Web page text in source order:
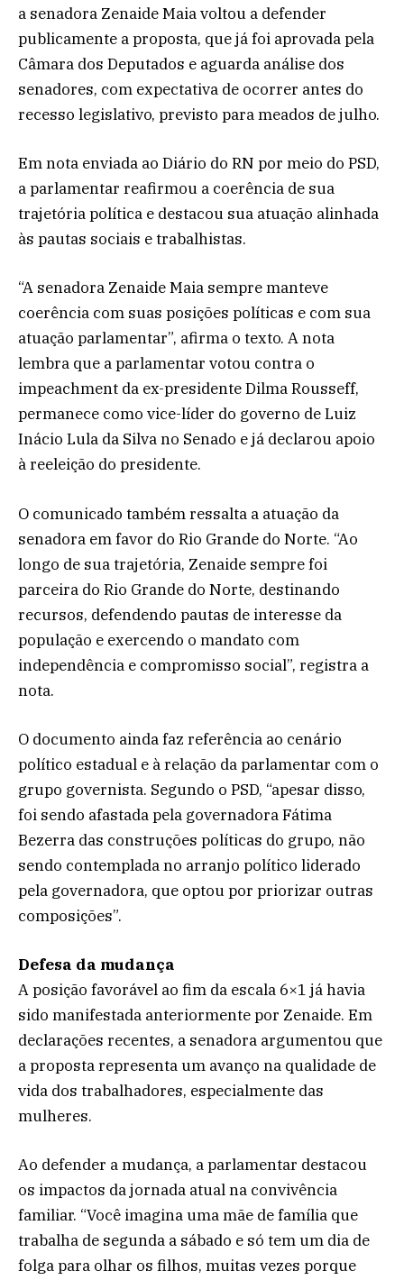
a senadora Zenaide Maia voltou a defender
publicamente a proposta, que já foi aprovada pela
Câmara dos Deputados e aguarda análise dos
senadores, com expectativa de ocorrer antes do
recesso legislativo, previsto para meados de julho.
Em nota enviada ao Diário do RN por meio do PSD,
a parlamentar reafirmou a coerência de sua
trajetória política e destacou sua atuação alinhada
às pautas sociais e trabalhistas.
“A senadora Zenaide Maia sempre manteve
coerência com suas posições políticas e com sua
atuação parlamentar”, afirma o texto. A nota
lembra que a parlamentar votou contra o
impeachment da ex-presidente Dilma Rousseff,
permanece como vice-líder do governo de Luiz
Inácio Lula da Silva no Senado e já declarou apoio
à reeleição do presidente.
O comunicado também ressalta a atuação da
senadora em favor do Rio Grande do Norte. “Ao
longo de sua trajetória, Zenaide sempre foi
parceira do Rio Grande do Norte, destinando
recursos, defendendo pautas de interesse da
população e exercendo o mandato com
independência e compromisso social”, registra a
nota.
O documento ainda faz referência ao cenário
político estadual e à relação da parlamentar com o
grupo governista. Segundo o PSD, “apesar disso,
foi sendo afastada pela governadora Fátima
Bezerra das construções políticas do grupo, não
sendo contemplada no arranjo político liderado
pela governadora, que optou por priorizar outras
composições”.
Defesa da mudança
A posição favorável ao fim da escala 6×1 já havia
sido manifestada anteriormente por Zenaide. Em
declarações recentes, a senadora argumentou que
a proposta representa um avanço na qualidade de
vida dos trabalhadores, especialmente das
mulheres.
Ao defender a mudança, a parlamentar destacou
os impactos da jornada atual na convivência
familiar. “Você imagina uma mãe de família que
trabalha de segunda a sábado e só tem um dia de
folga para olhar os filhos, muitas vezes porque